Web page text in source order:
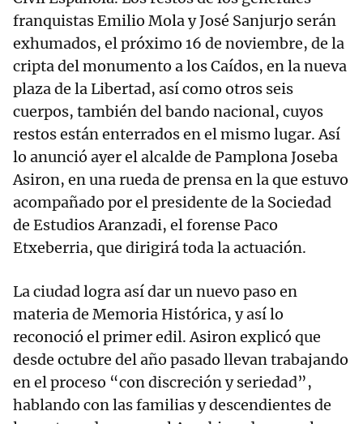
franquistas Emilio Mola y José Sanjurjo serán
exhumados, el próximo 16 de noviembre, de la
cripta del monumento a los Caídos, en la nueva
plaza de la Libertad, así como otros seis
cuerpos, también del bando nacional, cuyos
restos están enterrados en el mismo lugar. Así
lo anunció ayer el alcalde de Pamplona Joseba
Asiron, en una rueda de prensa en la que estuvo
acompañado por el presidente de la Sociedad
de Estudios Aranzadi, el forense Paco
Etxeberria, que dirigirá toda la actuación.
La ciudad logra así dar un nuevo paso en
materia de Memoria Histórica, y así lo
reconoció el primer edil. Asiron explicó que
desde octubre del año pasado llevan trabajando
en el proceso “con discreción y seriedad”,
hablando con las familias y descendientes de